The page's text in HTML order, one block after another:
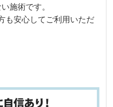
施術です。
も安心してご利用いただ